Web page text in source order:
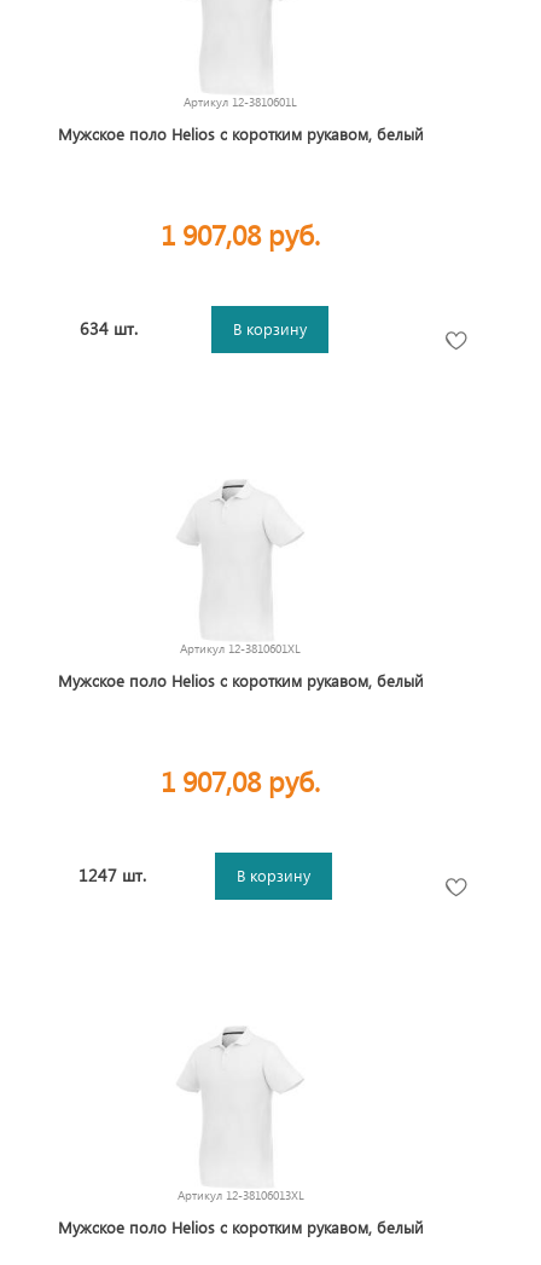
Артикул 12-3810601L
Мужское поло Helios с коротким рукавом, белый
1 907,08 руб.
634 шт. В корзину
Артикул 12-3810601XL
Мужское поло Helios с коротким рукавом, белый
1 907,08 руб.
1247 шт. В корзину
Артикул 12-38106013XL
Мужское поло Helios с коротким рукавом, белый